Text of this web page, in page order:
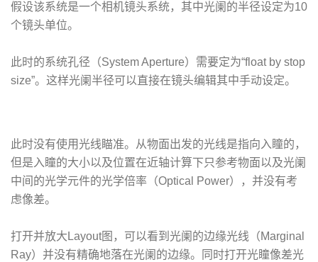
假设该系统是一个相机镜头系统，其中光阑的半径设定为10
个镜头单位。
此时的系统孔径（System Aperture）需要定为“float by stop
size”。这样光阑半径可以直接在镜头编辑其中手动设定。
此时没有使用光线瞄准。从物面出发的光线是指向入瞳的，
但是入瞳的大小以及位置在近轴计算下只参考物面以及光阑
中间的光学元件的光学倍率（Optical Power），并没有考
虑像差。
打开并放大Layout图，可以看到光阑的边缘光线（Marginal
Ray）并没有精确地落在光阑的边缘。同时打开光瞳像差光